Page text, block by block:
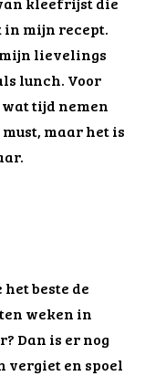
in mijn recept.
lievelings
lunch. Voor
tijd nemen
maar het is
beste de
weken in
Dan is er nog
vergiet en spoel